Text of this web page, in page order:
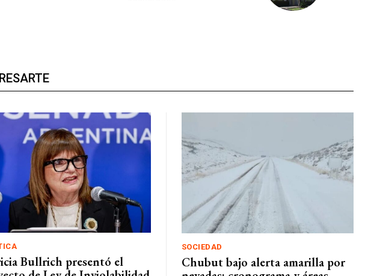
Bullrich presentó el
SOCIEDAD
Chubut bajo alerta amarilla por